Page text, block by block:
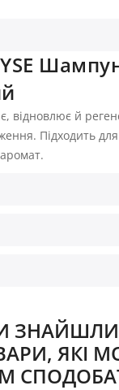
відновлює й
Підходить
ЗНАЙШЛИ
ЯКІ